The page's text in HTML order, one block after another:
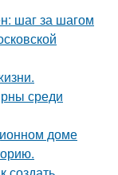
шаг за шагом
среди
доме